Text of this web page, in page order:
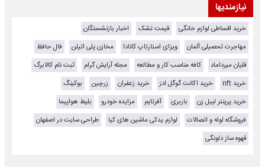
نیازمندیها
خرید اقساطی لوازم خانگی قیمت تشک
اخبار بازنشستگان
مهاجرت تحصیلی آلمان
ویزای استارتاپ کانادا مخازن پلی اتیلن
فال حافظ
قلیان میرداماد
کافه مناسب کار و مطالعه مجله آرایش گرام
ثبت نام کالابرگ
خرید nft
خرید اکانت گوگل ادز خرید زعفران زرچین
بوکینگ
خرید پرینتر لیبل زن
باربری آفرتایم مزایده خودرو
بلیط هواپیما
فروشگاه لوله و اتصالات
لوازم یدکی ماشین های کیا
طراحی سایت در اصفهان
قهوه ساز دلونگی